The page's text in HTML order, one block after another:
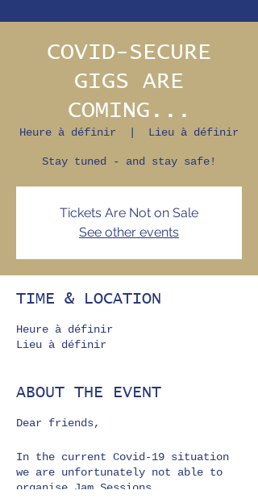
COVID-SECURE
GIGS ARE
COMING...
Heure à définir Lieu à définir
Stay tuned - and stay safe!
Tickets Are Not on Sale
See other events
TIME & LOCATION
Heure à définir
Lieu à définir
ABOUT THE EVENT
Dear friends,
In the current Covid-19 situation
we are unfortunately not able to
organise Jam Sessions.